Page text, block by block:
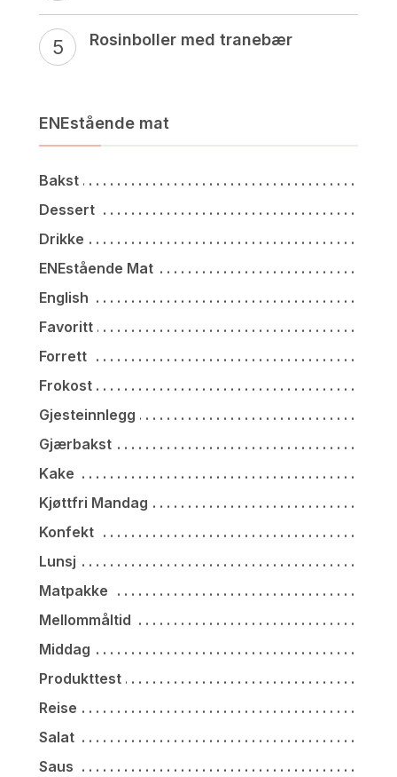
Rosinboller med tranebær
ENEstående mat
Bakst
Dessert
Drikke
ENEstående Mat
English
Favoritt
Forrett
Frokost
Gjesteinnlegg
Gjærbakst
Kake
Kjøttfri Mandag
Konfekt
Lunsj
Matpakke
Mellommåltid
Middag
Produkttest
Reise
Salat
Saus